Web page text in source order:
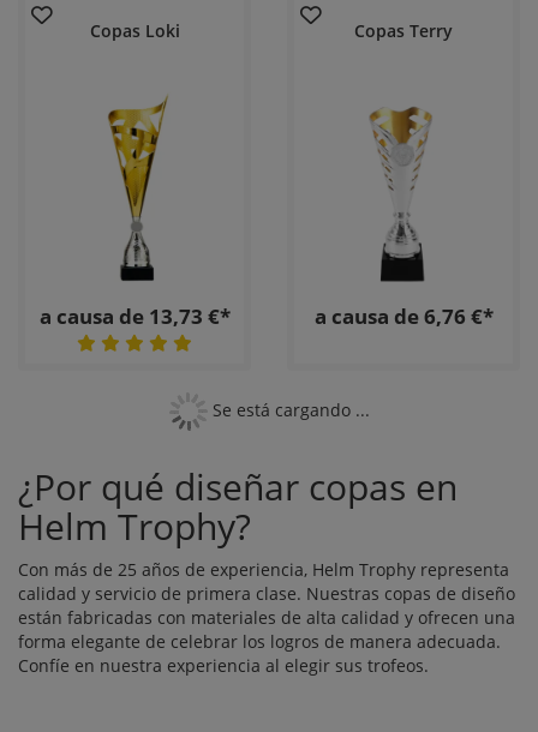
Copas Loki
a causa de 13,73 €*
Copas Terry
a causa de 6,76 €*
Se está cargando ...
¿Por qué diseñar copas en
Helm Trophy?
Con más de 25 años de experiencia, Helm Trophy representa
calidad y servicio de primera clase. Nuestras copas de diseño
están fabricadas con materiales de alta calidad y ofrecen una
forma elegante de celebrar los logros de manera adecuada.
Confíe en nuestra experiencia al elegir sus trofeos.